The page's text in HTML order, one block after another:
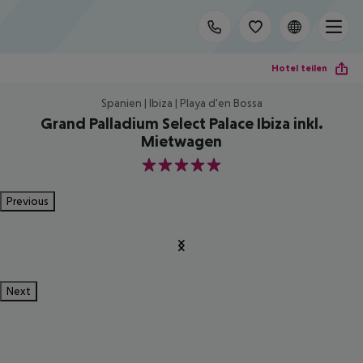
Hotel teilen
Spanien | Ibiza | Playa d'en Bossa
Grand Palladium Select Palace Ibiza inkl.
Mietwagen
5
Previous
Next